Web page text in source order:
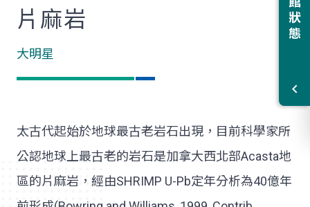
片麻岩
大明星
太古代起始於地球最古老岩石出現，目前科學家所
公認地球上最古老的岩石是加拿大西北部Acasta地
區的片麻岩，經由SHRIMP U-Pb定年分析為40億年